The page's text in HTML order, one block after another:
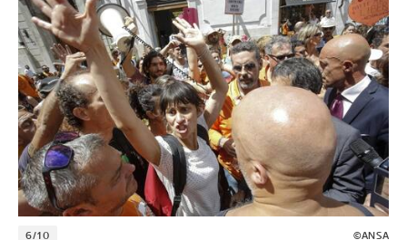
6/10 ©ANSA